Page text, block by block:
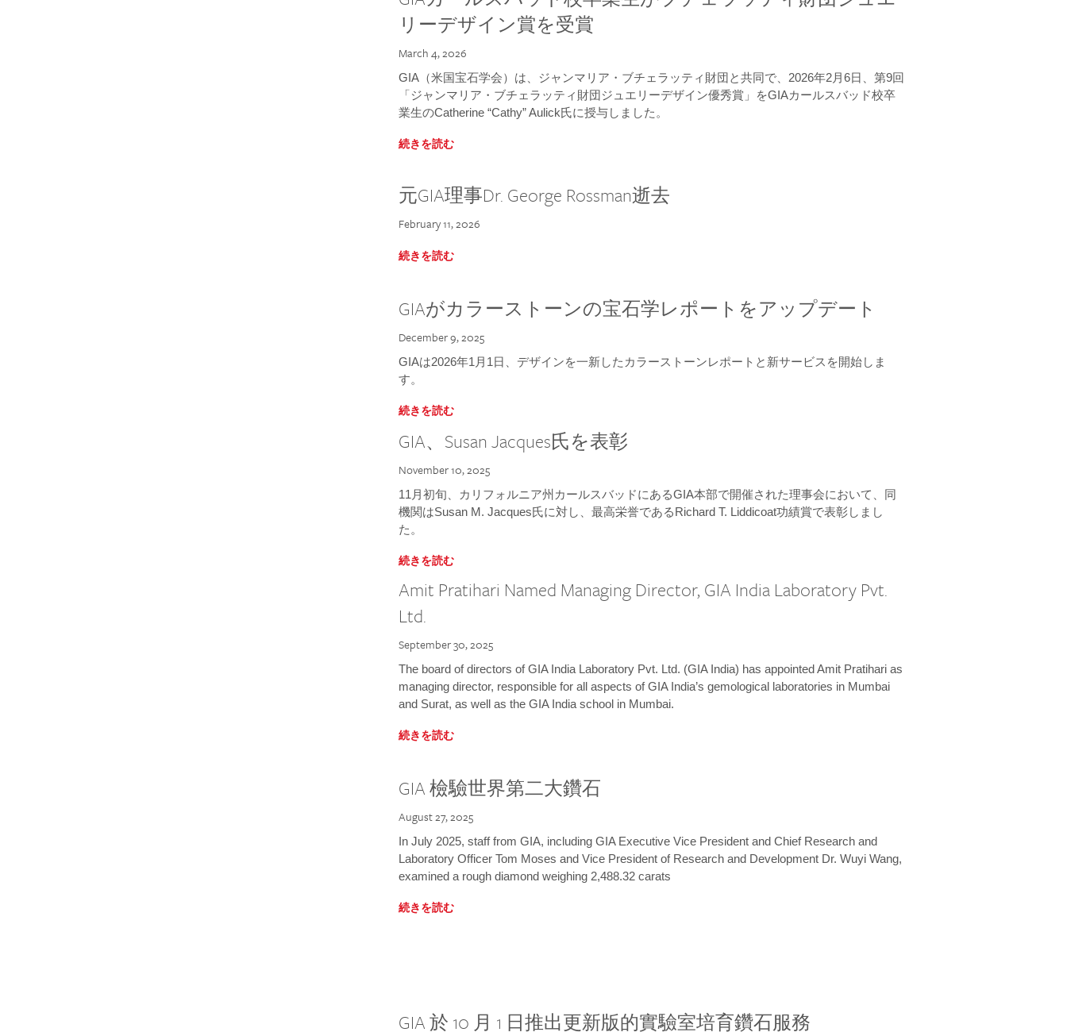
リーデザイン賞を受賞
March 4, 2026
GIA（米国宝石学会）は、ジャンマリア・ブチェラッティ財団と共同で、2026年2月6日、第9回
「ジャンマリア・ブチェラッティ財団ジュエリーデザイン優秀賞」をGIAカールスバッド校卒
業生のCatherine “Cathy” Aulick氏に授与しました。
続きを読む
元GIA理事Dr. George Rossman逝去
February 11, 2026
続きを読む
GIAがカラーストーンの宝石学レポートをアップデート
December 9, 2025
GIAは2026年1月1日、デザインを一新したカラーストーンレポートと新サービスを開始しま
す。
続きを読む
GIA、Susan Jacques氏を表彰
November 10, 2025
11月初旬、カリフォルニア州カールスバッドにあるGIA本部で開催された理事会において、同
機関はSusan M. Jacques氏に対し、最高栄誉であるRichard T. Liddicoat功績賞で表彰しまし
た。
続きを読む
Amit Pratihari Named Managing Director, GIA India Laboratory Pvt.
Ltd.
September 30, 2025
The board of directors of GIA India Laboratory Pvt. Ltd. (GIA India) has appointed Amit Pratihari as
managing director, responsible for all aspects of GIA India’s gemological laboratories in Mumbai
and Surat, as well as the GIA India school in Mumbai.
続きを読む
GIA 檢驗世界第二大鑽石
August 27, 2025
In July 2025, staff from GIA, including GIA Executive Vice President and Chief Research and
Laboratory Officer Tom Moses and Vice President of Research and Development Dr. Wuyi Wang,
examined a rough diamond weighing 2,488.32 carats
続きを読む
GIA 於 10 月 1 日推出更新版的實驗室培育鑽石服務